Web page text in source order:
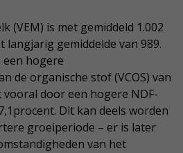
(VEM) is met gemiddeld 1.002
gemiddelde van 989.
hogere
de organische stof (VCOS) van
door een hogere NDF-
Dit kan deels worden
groeiperiode – er is later
van het